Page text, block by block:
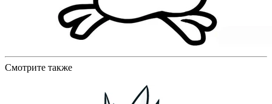
Смотрите также